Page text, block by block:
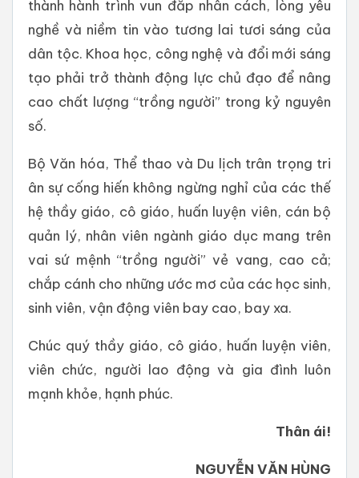
thành hành trình vun đắp nhân cách, lòng yêu
nghề và niềm tin vào tương lai tươi sáng của
dân tộc. Khoa học, công nghệ và đổi mới sáng
tạo phải trở thành động lực chủ đạo để nâng
cao chất lượng “trồng người” trong kỷ nguyên
số.
Bộ Văn hóa, Thể thao và Du lịch trân trọng tri
ân sự cống hiến không ngừng nghỉ của các thế
hệ thầy giáo, cô giáo, huấn luyện viên, cán bộ
quản lý, nhân viên ngành giáo dục mang trên
vai sứ mệnh “trồng người” vẻ vang, cao cả;
chắp cánh cho những ước mơ của các học sinh,
sinh viên, vận động viên bay cao, bay xa.
Chúc quý thầy giáo, cô giáo, huấn luyện viên,
viên chức, người lao động và gia đình luôn
mạnh khỏe, hạnh phúc.
Thân ái!
NGUYỄN VĂN HÙNG